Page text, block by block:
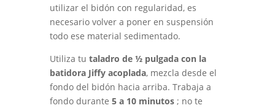
utilizar el bidón con regularidad, es
necesario volver a poner en suspensión
todo ese material sedimentado.
Utiliza tu taladro de ½ pulgada con la
batidora Jiffy acoplada, mezcla desde el
fondo del bidón hacia arriba. Trabaja a
fondo durante 5 a 10 minutos; no te